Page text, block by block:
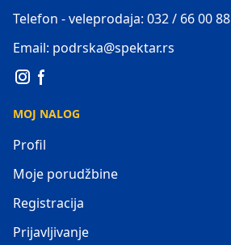
Telefon - veleprodaja: 032 / 66 00 88
Email: podrska@spektar.rs
MOJ NALOG
Profil
Moje porudžbine
Registracija
Prijavljivanje